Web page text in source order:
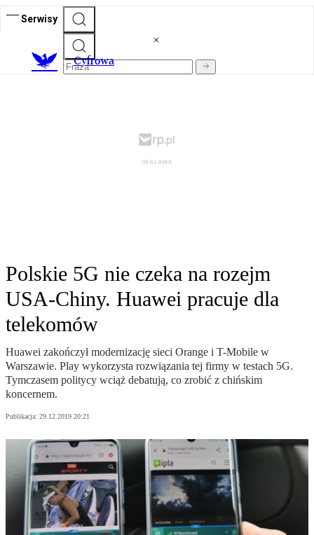
Serwisy
Cyfrowa
Polskie 5G nie czeka na rozejm
USA-Chiny. Huawei pracuje dla
telekomów
Huawei zakończył modernizację sieci Orange i T-Mobile w
Warszawie. Play wykorzysta rozwiązania tej firmy w testach 5G.
Tymczasem politycy wciąż debatują, co zrobić z chińskim
koncernem.
Publikacja: 29.12.2019 20:21